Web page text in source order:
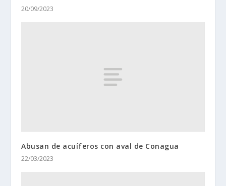
20/09/2023
Abusan de acuíferos con aval de Conagua
22/03/2023